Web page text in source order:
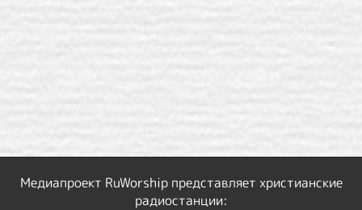
Медиапроект RuWorship представляет христианские
радиостанции: